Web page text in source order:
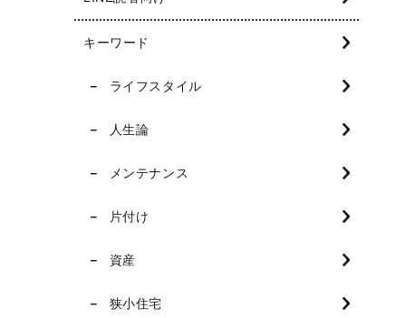
キーワード
ライフスタイル
人生論
メンテナンス
片付け
資産
狭小住宅